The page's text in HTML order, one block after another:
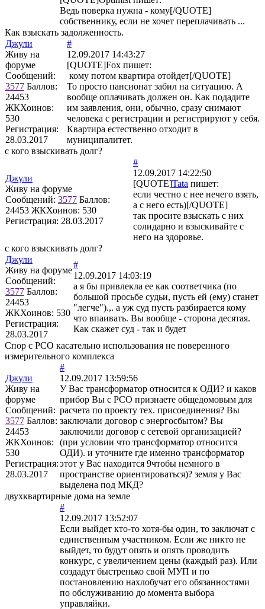
Ведь поверка нужна - кому[/QUOTE]
собственнику, если не хочет переплачивать ...
Как взыскать задолженность.
Джули
Живу на
форуме
Сообщений:
3577 Баллов:
24453
ЖКХоинов:
530
Регистрация:
28.03.2017
#
12.09.2017 14:43:27
[QUOTE]Fox пишет:
кому потом квартира отойдет[/QUOTE]
То просто пансионат забил на ситуацию. А
вообще оплачивать должен он. Как подадите
им заявления, они, обычно, сразу снимают
человека с регистрации и регистрируют у себя.
Квартира естественно отходит в
муниципалитет.
с кого взыскивать долг?
Джули
Живу на форуме
Сообщений: 3577 Баллов:
24453 ЖКХоинов: 530
Регистрация: 28.03.2017
#
12.09.2017 14:22:50
[QUOTE]Tata пишет:
если честно с нее нечего взять,
а с него есть)[/QUOTE]
так просите взыскать с них
солидарно и взыскивайте с
него на здоровье.
с кого взыскивать долг?
Джули
Живу на форуме
Сообщений:
3577 Баллов:
24453
ЖКХоинов: 530
Регистрация:
28.03.2017
#
12.09.2017 14:03:19
а я бы привлекла ее как соответчика (по
большой просьбе судьи, пусть ей (ему) станет
"легче").,. а уж суд пусть разбирается кому
что впаивать. Вы вообще - сторона десятая.
Как скажет суд - так и будет
Спор с РСО касательно использования не поверенного
измерительного комплекса
Джули
Живу на
форуме
Сообщений:
3577 Баллов:
24453
ЖКХоинов:
530
Регистрация:
28.03.2017
#
12.09.2017 13:59:56
У Вас трансформатор относится к ОДИ? и каков
прибор Вы с РСО признаете общедомовым для
расчета по проекту тех. присоединения? Вы
заключали договор с энергосбытом? Вы
заключили договор с сетевой организацией?
(при условии что трансформатор относится
ОДИ). и уточните где именно трансформатор
этот у Вас находится 9чтобы немного в
пространстве ориентироваться)? земля у Вас
выделена под МКД?
двухквартирные дома на земле
#
12.09.2017 13:52:07
Если выйдет кто-то хотя-бы один, то заключат с
единственным участником. Если же никто не
выйдет, то будут опять и опять проводить
конкурс, с увеличением цены (каждый раз). Или
создадут быстренько свой МУП и по
постановлению нахлобучат его обязанностями
по обслуживанию до момента выбора
управляйки.